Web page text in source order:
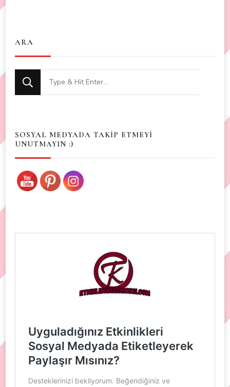
ARA
Looking
for
SOSYAL MEDYADA TAKİP ETMEYİ
UNUTMAYIN :)